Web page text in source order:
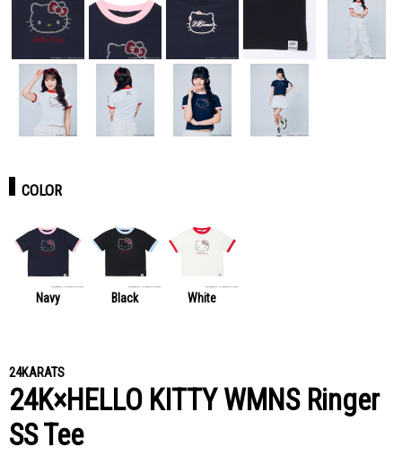
COLOR
Navy Black White
24KARATS
24K×HELLO KITTY WMNS Ringer
SS Tee